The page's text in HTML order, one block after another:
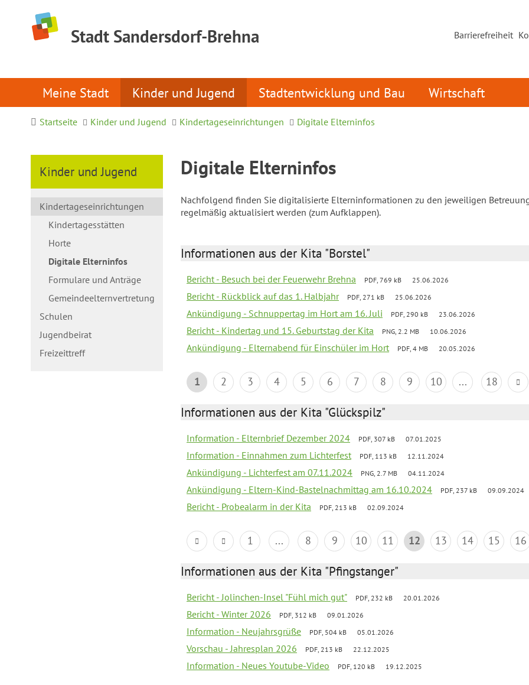
Stadt Sandersdorf-Brehna Barrierefreiheit
Meine Stadt Kinder und Jugend Stadtentwicklung und Bau Wirtschaft
Startseite Kinder und Jugend Kindertageseinrichtungen Digitale Elterninfos
Kinder und Jugend
Kindertageseinrichtungen
Kindertagesstätten
Horte
Digitale Elterninfos
Formulare und Anträge
Gemeindeelternvertretung
Schulen
Jugendbeirat
Freizeittreff
Digitale Elterninfos
Nachfolgend finden Sie digitalisierte Elterninformationen zu den jeweiligen
regelmäßig aktualisiert werden (zum Aufklappen).
Informationen aus der Kita "Borstel"
Bericht - Besuch bei der Feuerwehr Brehna PDF, 769 kB 25.06.2026
Bericht - Rückblick auf das 1. Halbjahr PDF, 271 kB 25.06.2026
Ankündigung - Schnuppertag im Hort am 16. Juli PDF, 290 kB 23.06.2026
Bericht - Kindertag und 15. Geburtstag der Kita PNG, 2.2 MB 10.06.2026
Ankündigung - Elternabend für Einschüler im Hort PDF, 4 MB 20.05.2026
1 2 3 4 5 6 7 8 9 10 ... 18
Informationen aus der Kita "Glückspilz"
Information - Elternbrief Dezember 2024 PDF, 307 kB 07.01.2025
Information - Einnahmen zum Lichterfest PDF, 113 kB 12.11.2024
Ankündigung - Lichterfest am 07.11.2024 PNG, 2.7 MB 04.11.2024
Ankündigung - Eltern-Kind-Bastelnachmittag am 16.10.2024 PDF, 237 kB 09.09.2024
Bericht - Probealarm in der Kita PDF, 213 kB 02.09.2024
1 ... 8 9 10 11 12 13 14 15 16
Informationen aus der Kita "Pfingstanger"
Bericht - Jolinchen-Insel "Fühl mich gut" PDF, 232 kB 20.01.2026
Bericht - Winter 2026 PDF, 312 kB 09.01.2026
Information - Neujahrsgrüße PDF, 504 kB 05.01.2026
Vorschau - Jahresplan 2026 PDF, 213 kB 22.12.2025
Information - Neues Youtube-Video PDF, 120 kB 19.12.2025